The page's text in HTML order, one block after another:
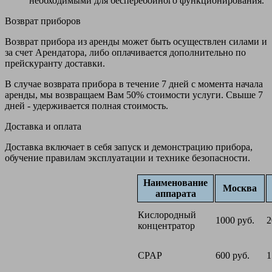
Возврат приборов
Возврат прибора из аренды может быть осуществлен силами и
за счет Арендатора, либо оплачивается дополнительно по
прейскуранту доставки.
В случае возврата прибора в течение 7 дней с момента начала
аренды, мы возвращаем Вам 50% стоимости услуги. Свыше 7
дней - удерживается полная стоимость.
Доставка и оплата
Доставка включает в себя запуск и демонстрацию прибора,
обучение правилам эксплуатации и технике безопасности.
Наименование
аппарата
Москва
Кислородный
концентратор
1000 руб.
CPAP 600 руб.